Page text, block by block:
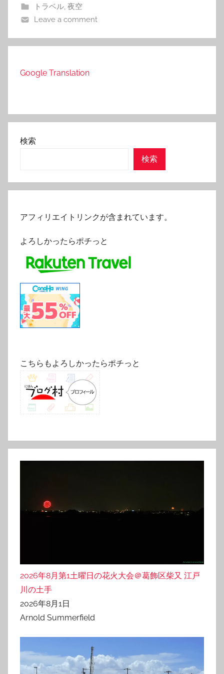
トラベル, 夜空
Leave a comment
Google Translation
検索
検索
アフィリエイトリンクが含まれています。
よろしかったらポチっと
こちらもよろしかったらポチっと
2026年8月第1土曜日の花火大会＠葛飾区柴又 江戸
川の土手
2026年8月1日
Arnold Summerfield